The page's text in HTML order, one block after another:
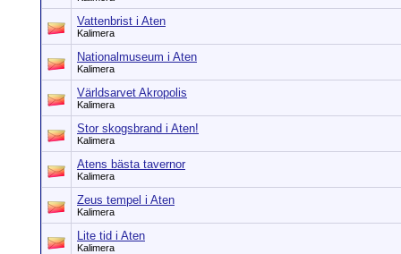
Vattenbrist i Aten
Kalimera
Nationalmuseum i Aten
Kalimera
Världsarvet Akropolis
Kalimera
Stor skogsbrand i Aten!
Kalimera
Atens bästa tavernor
Kalimera
Zeus tempel i Aten
Kalimera
Lite tid i Aten
Kalimera